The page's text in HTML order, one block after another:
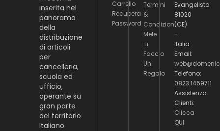
inserita nel
panorama
della
distribuzione
di articoli
per
cancelleria,
scuola ed
ufficio,
operante su
gran parte
del territorio
Italiano
Carrello
Recupera
Password
Termini
&
Condizioni
Mele
Ti
Faccio
Un
Regalo
Evangelista
81020
(CE)
-
Italia
Email:
Telefono:
0823.1459711
Assistenza
Clienti:
Clicca
QUI